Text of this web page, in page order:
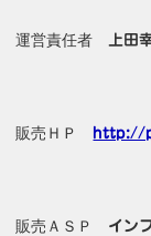
運営責任者 上田
販売ＨＰ http://
販売ＡＳＰ イン